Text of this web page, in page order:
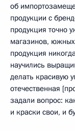
об
продукции с
продукция точно
магазинов, южных
продукция
научились
делать красивую
отечественная
задали вопрос:
и краски свои, и